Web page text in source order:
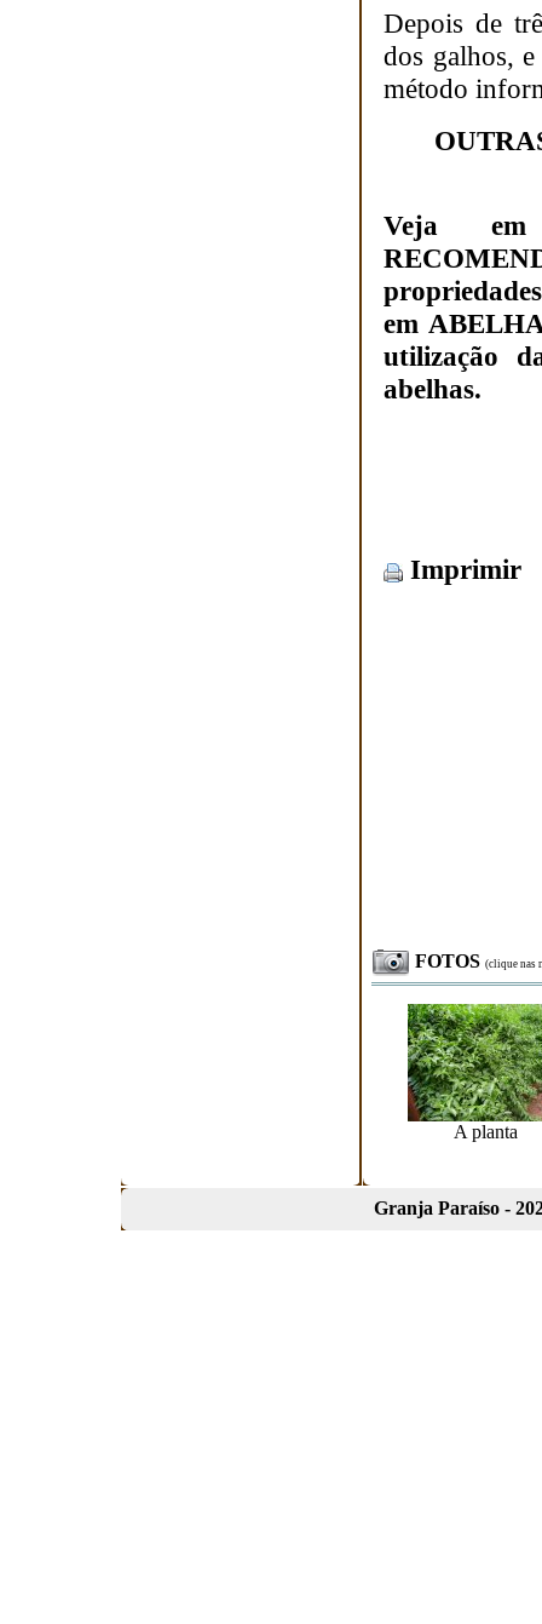
Depois de
dos galhos,
método
Veja
em
utilização
abelhas.
Imprimir
FOTOS (clique nas
A planta
Granja Paraíso -